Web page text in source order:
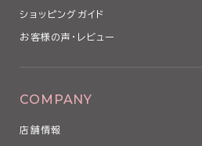
ショッピングガイド
お客様の声・レビュー
COMPANY
店舗情報